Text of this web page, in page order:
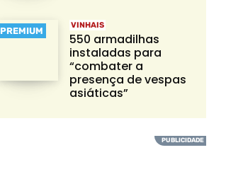
PREMIUM
VINHAIS
550 armadilhas
instaladas para
“combater a
presença de vespas
asiáticas”